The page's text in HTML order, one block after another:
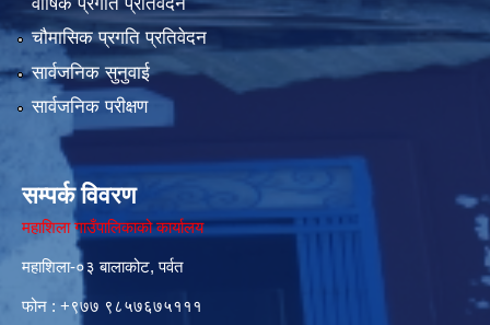
चौमासिक प्रगति प्रतिवेदन
सार्वजनिक सुनुवाई
सार्वजनिक परीक्षण
सम्पर्क विवरण
महाशिला गाउँपालिकाको कार्यालय
महाशिला-०३ बालाकोट, पर्वत
फोन : ‌+९७७ ९८५७६७५१११